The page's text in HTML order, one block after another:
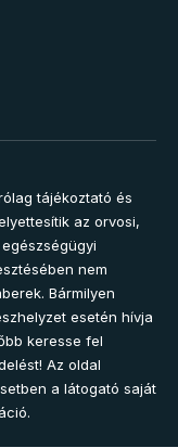
tájékoztató és
az orvosi,
nem
Bármilyen
esetén hívja
keresse fel
Az oldal
a látogató saját